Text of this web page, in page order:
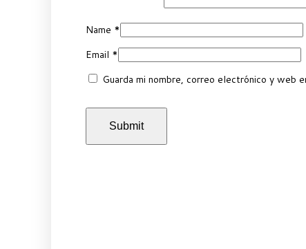
Name *
Email *
Guarda mi nombre, correo electrónico y web